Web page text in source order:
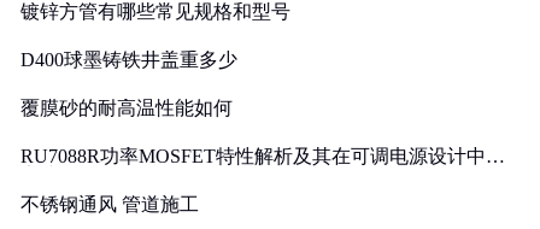
镀锌方管有哪些常见规格和型号
D400球墨铸铁井盖重多少
覆膜砂的耐高温性能如何
RU7088R功率MOSFET特性解析及其在可调电源设计中的
不锈钢通风 管道施工